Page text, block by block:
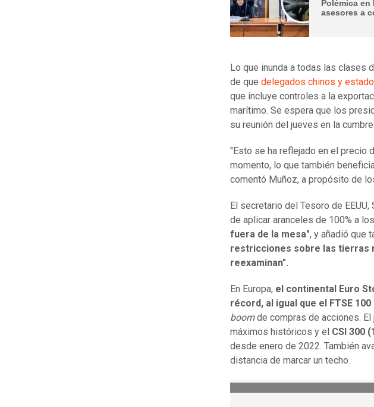
Polémica
asesores a
Lo que inunda a todas las clases
de que delegados chinos y
que incluye controles a la
marítimo. Se espera que los
su reunión del jueves en la
"Esto se ha reflejado en el precio
momento, lo que también
comentó Muñoz, a propósito de
El secretario del Tesoro de
de aplicar aranceles de 100% a
fuera de la mesa", y añadió que
restricciones sobre las tierras
reexaminan".
En Europa, el continental Euro
récord, al igual que el FTSE
boomde compras de acciones. El
máximos históricos y el CSI 300
desde enero de 2022. También
distancia de marcar un techo.